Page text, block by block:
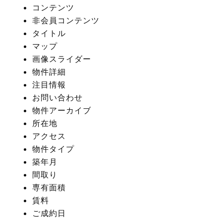
コンテンツ
非会員コンテンツ
タイトル
マップ
画像スライダー
物件詳細
注目情報
お問い合わせ
物件アーカイブ
所在地
アクセス
物件タイプ
築年月
間取り
専有面積
賃料
ご成約日